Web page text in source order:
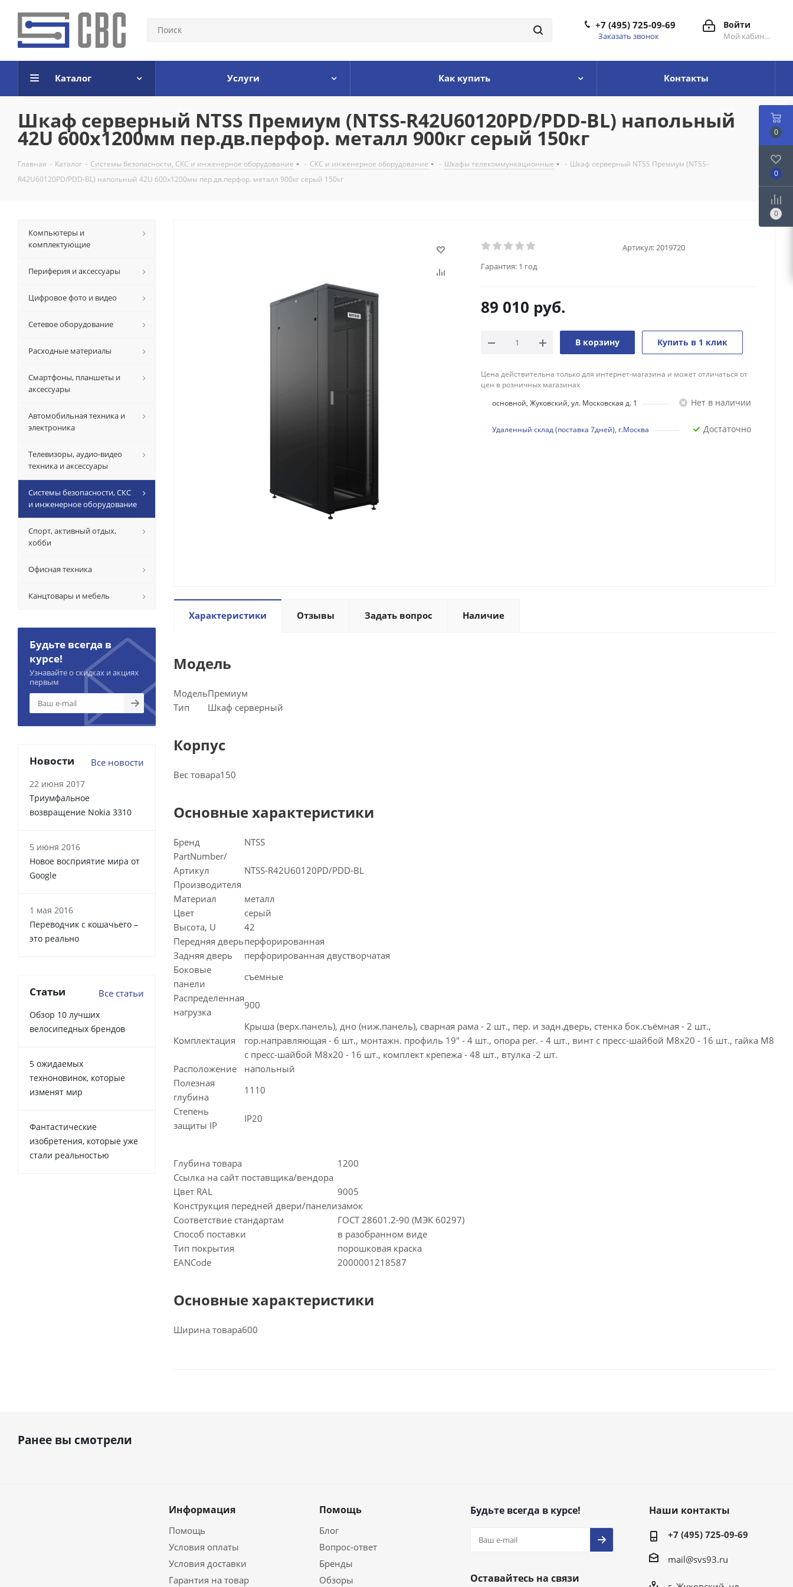
Войти
Мой кабинет
+7 (495) 725-09-69
Заказать звонок
Каталог Услуги Как купить Контакты
Шкаф серверный NTSS Премиум (NTSS-R42U60120PD/PDD-BL) напольный
42U 600x1200мм пер.дв.перфор. металл 900кг серый 150кг
Главная - Каталог - Системы безопасности, СКС и инженерное оборудование - СКС и инженерное оборудование - Шкафы телекоммункационные - Шкаф серверный NTSS Премиум (NTSS-
R42U60120PD/PDD-BL) напольный 42U 600x1200мм пер.дв.перфор. металл 900кг серый 150кг
Артикул: 2019720
Гарантия: 1 год
89 010 руб.
В корзину Купить в 1 клик
Цена действительна только для интернет-магазина и может отличаться от
цен в розничных магазинах
основной, Жуковский, ул. Московская д. 1
Нет в наличии
Удаленный склад (поставка 7дней), г.Москва Достаточно
Характеристики Отзывы Задать вопрос Наличие
Модель
МодельПремиум
Тип
Шкаф серверный
Корпус
Вес товара150
Основные характеристики
Бренд
NTSS
PartNumber/
Артикул
Производителя
NTSS-R42U60120PD/PDD-BL
Материал
металл
Цвет
серый
Высота, U
42
Передняя дверьперфорированная
Задняя дверь
перфорированная двустворчатая
Боковые
панели
съемные
Распределенная
нагрузка
900
Комплектация
Крыша (верх.панель), дно (ниж.панель), сварная рама - 2 шт., пер. и задн.дверь, стенка бок.съёмная - 2 шт.,
гор.направляющая - 6 шт., монтажн. профиль 19" - 4 шт., опора рег. - 4 шт., винт с пресс-шайбой М8х20 - 16 шт., гайка М8
с пресс-шайбой М8х20 - 16 шт., комплект крепежа - 48 шт., втулка -2 шт.
Расположение
напольный
Полезная
глубина
1110
Степень
защиты IP
IP20
Глубина товара
1200
Ссылка на сайт поставщика/вендора
Цвет RAL
9005
Конструкция передней двери/панелизамок
Соответствие стандартам
ГОСТ 28601.2-90 (МЭК 60297)
Способ поставки
в разобранном виде
Тип покрытия
порошковая краска
EANCode
2000001218587
Основные характеристики
Ширина товара600
Компьютеры и
комплектующие
Периферия и аксессуары
Цифровое фото и видео
Сетевое оборудование
Расходные материалы
Смартфоны, планшеты и
аксессуары
Автомобильная техника и
электроника
Телевизоры, аудио-видео
техника и аксессуары
Системы безопасности, СКС
и инженерное оборудование
Спорт, активный отдых,
хобби
Офисная техника
Канцтовары и мебель
Будьте всегда в
курсе!
Узнавайте о скидках и акциях
первым
Новости Все новости
22 июня 2017
Триумфальное
возвращение Nokia 3310
5 июня 2016
Новое восприятие мира от
Google
1 мая 2016
Переводчик с кошачьего –
это реально
Статьи Все статьи
Обзор 10 лучших
велосипедных брендов
5 ожидаемых
техноновинок, которые
изменят мир
Фантастические
изобретения, которые уже
стали реальностью
Ранее вы смотрели
Информация
Помощь
Условия оплаты
Условия доставки
Гарантия на товар
Помощь
Блог
Вопрос-ответ
Бренды
Обзоры
Будьте всегда в курсе!
Оставайтесь на связи
Наши контакты
+7 (495) 725-09-69
mail@svs93.ru
0
0
0